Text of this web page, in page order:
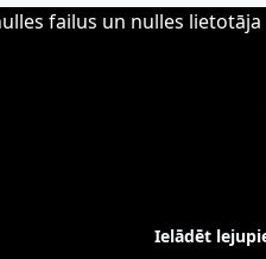
failus un nulles
Ielādēt